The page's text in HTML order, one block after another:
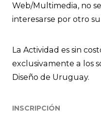
Web/Multimedia, no
interesarse por otro
La Actividad es sin
exclusivamente a los
Diseño de Uruguay.
INSCRIPCIÓN